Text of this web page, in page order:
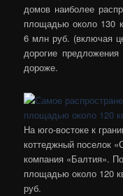
домов наиболее
площадью около 130
6 млн руб. (включая
дорогие
дороже.
На юго-востоке к
коттеджный поселок
компания «Балтия».
площадью около 120
руб.